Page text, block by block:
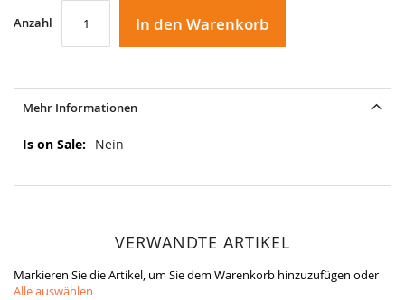
Anzahl In den Warenkorb
Mehr Informationen
Mehr
Nein
VERWANDTE ARTIKEL
Markieren Sie die Artikel, um Sie dem Warenkorb hinzuzufügen oder
Alle auswählen